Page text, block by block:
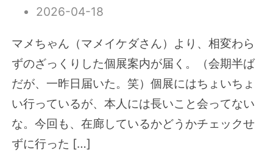
2026-04-18
マメちゃん（マメイケダさん）より、相変わら
ずのざっくりした個展案内が届く。（会期半ば
だが、一昨日届いた。笑）個展にはちょいちょ
い行っているが、本人には長いこと会ってない
な。今回も、在廊しているかどうかチェックせ
ずに行った […]